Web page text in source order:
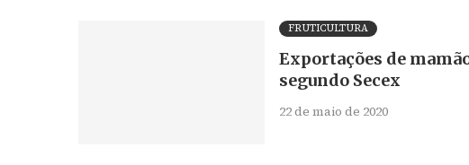
FRUTICULTURA
Exportações de
segundo Secex
22 de maio de 2020